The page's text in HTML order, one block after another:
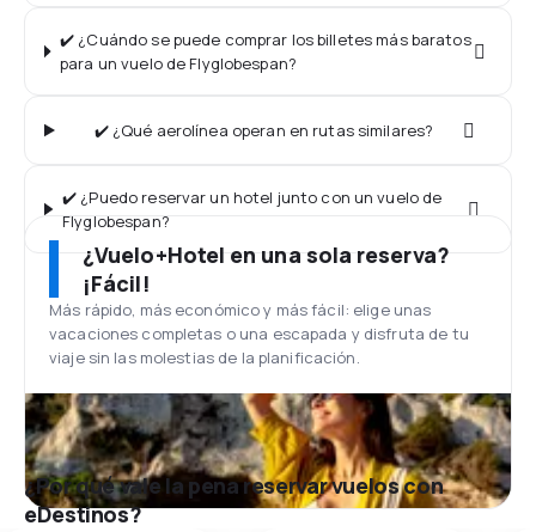
✔️ ¿Cuándo se puede comprar los billetes más baratos
para un vuelo de Flyglobespan?
✔️ ¿Qué aerolínea operan en rutas similares?
✔️ ¿Puedo reservar un hotel junto con un vuelo de
Flyglobespan?
¿Vuelo+Hotel en una sola reserva?
¡Fácil!
Más rápido, más económico y más fácil: elige unas
vacaciones completas o una escapada y disfruta de tu
viaje sin las molestias de la planificación.
¿Por qué vale la pena reservar vuelos con
eDestinos?